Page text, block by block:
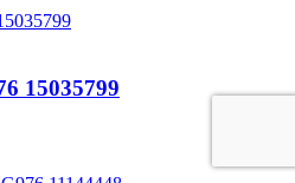
15035799